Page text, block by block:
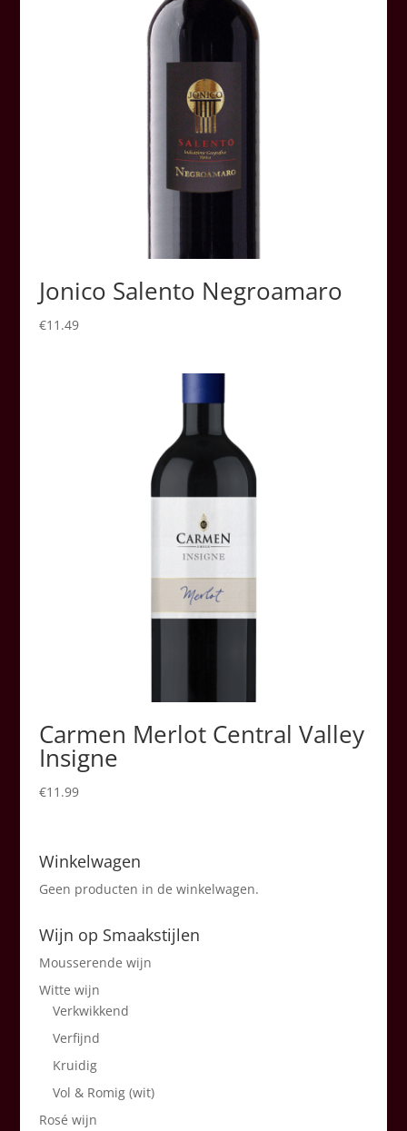
Jonico Salento Negroamaro
€11.49
Carmen Merlot Central Valley
Insigne
€11.99
Winkelwagen
Geen producten in de winkelwagen.
Wijn op Smaakstijlen
Mousserende wijn
Witte wijn
Verkwikkend
Verfijnd
Kruidig
Vol & Romig (wit)
Rosé wijn